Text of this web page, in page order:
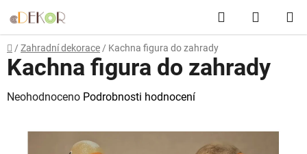
na
obsah
Hledat
KOŠÍK
Domů
/ Zahradní dekorace / Kachna figura do zahrady
Kachna figura do zahrady
Průměrné
produktu
Neohodnoceno Podrobnosti hodnocení